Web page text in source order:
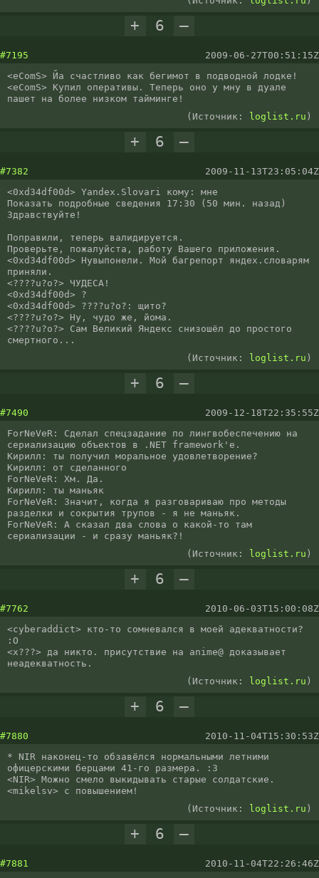
+ 6 –
#7195
2009-06-27T00:51:15Z
<eComS> Йа счастливо как бегимот в подводной лодке!
<eComS> Купил оперативы. Теперь оно у мну в дуале
пашет на более низком тайминге!
(Источник: loglist.ru )
+ 6 –
#7382
2009-11-13T23:05:04Z
<0xd34df00d> Yandex.Slovari кому: мне
Показать подробные сведения 17:30 (50 мин. назад)
Здравствуйте!
Поправили, теперь валидируется.
Проверьте, пожалуйста, работу Вашего приложения.
<0xd34df00d> Нувыпонели. Мой багрепорт яндех.словарям
приняли.
<????u?o?> ЧУДЕСА!
<0xd34df00d> ?
<0xd34df00d> ????u?o?: щито?
<????u?o?> Ну, чудо же, йома.
<????u?o?> Сам Великий Яндекс снизошёл до простого
смертного...
(Источник: loglist.ru )
+ 6 –
#7490
2009-12-18T22:35:55Z
ForNeVeR: Сделал спецзадание по лингвобеспечению на
сериализацию объектов в .NET framework'е.
Кирилл: ты получил моральное удовлетворение?
Кирилл: от сделанного
ForNeVeR: Хм. Да.
Кирилл: ты маньяк
ForNeVeR: Значит, когда я разговариваю про методы
разделки и сокрытия трупов - я не маньяк.
ForNeVeR: А сказал два слова о какой-то там
сериализации - и сразу маньяк?!
(Источник:
loglist.ru )
+ 6 –
#7762
2010-06-03T15:00:08Z
<cyberaddict> кто-то сомневался в моей адекватности?
:O
<x???> да никто. присутствие на anime@ доказывает
неадекватность.
(Источник:
loglist.ru )
+ 6 –
#7880
2010-11-04T15:30:53Z
* NIR наконец-то обзавёлся нормальными летними
офицерскими берцами 41-го размера. :3
<NIR> Можно смело выкидывать старые солдатские.
<mikelsv> с повышением!
(Источник:
loglist.ru )
+ 6 –
#7881
2010-11-04T22:26:46Z